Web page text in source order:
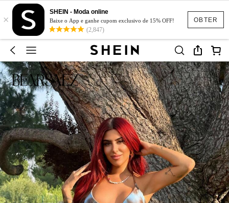
OBTER
×
SHEIN - Moda online
Baixe o App e ganhe cupom exclusivo de 15% OFF!
(2,847)